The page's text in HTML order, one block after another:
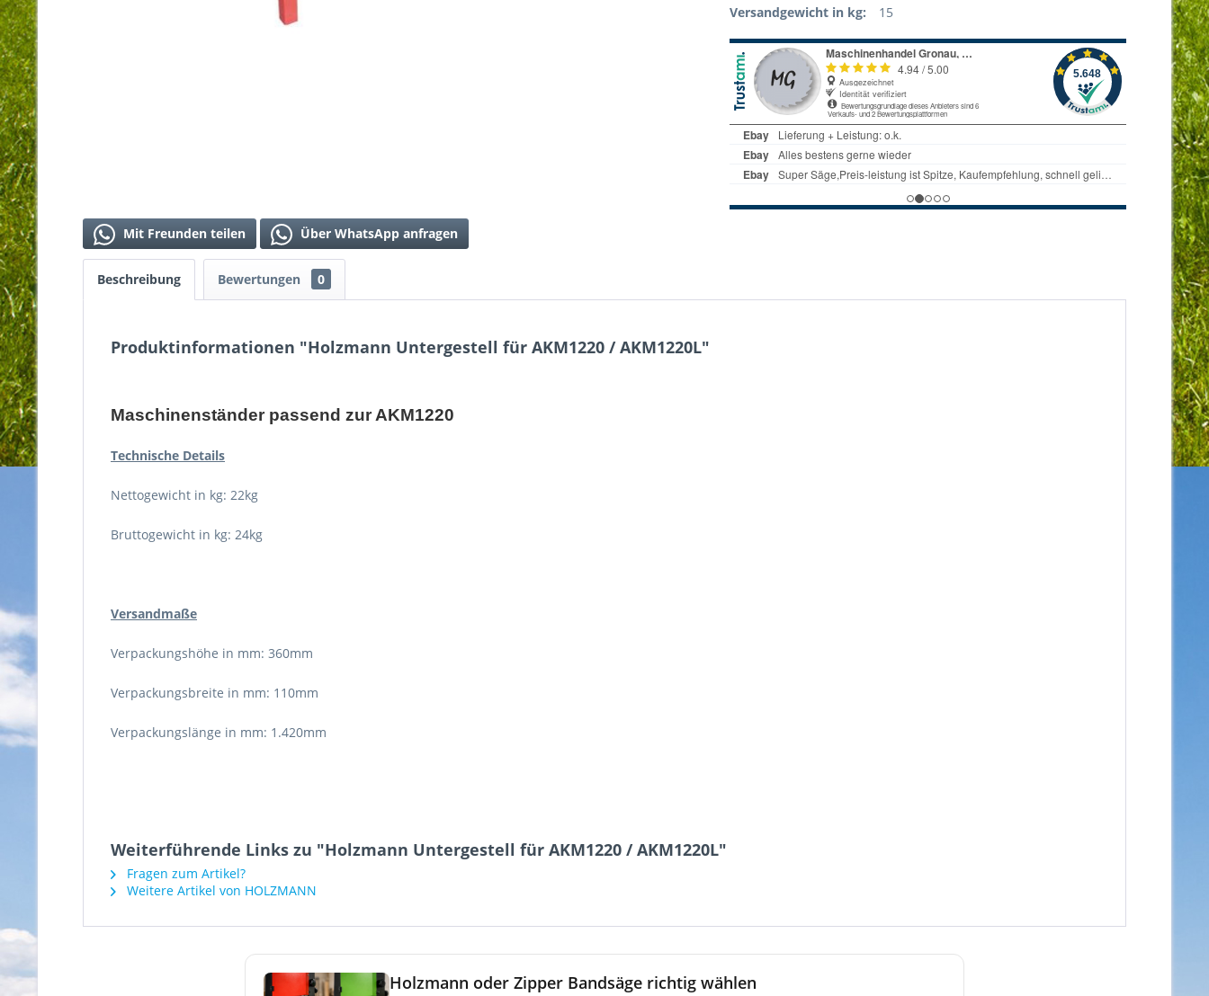
Versandgewicht in kg:
15
Mit Freunden teilen Über WhatsApp anfragen
Beschreibung Bewertungen 0
Produktinformationen "Holzmann Untergestell für AKM1220 / AKM1220L"
Maschinenständer passend zur AKM1220
Technische Details
Nettogewicht in kg: 22kg
Bruttogewicht in kg: 24kg
Versandmaße
Verpackungshöhe in mm: 360mm
Verpackungsbreite in mm: 110mm
Verpackungslänge in mm: 1.420mm
Weiterführende Links zu "Holzmann Untergestell für AKM1220 / AKM1220L"
Fragen zum Artikel?
Weitere Artikel von HOLZMANN
Holzmann oder Zipper Bandsäge richtig wählen